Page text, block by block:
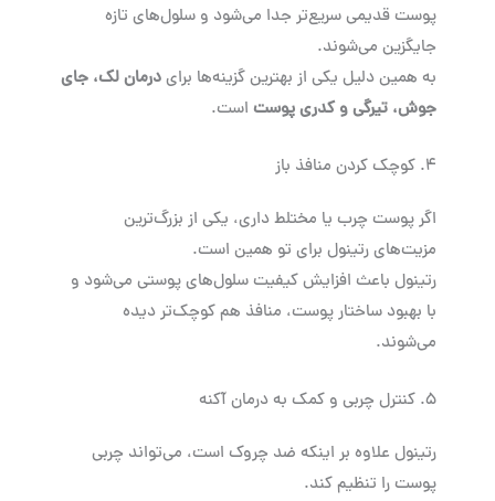
پوست قدیمی سریع‌تر جدا می‌شود و سلول‌های تازه
جایگزین می‌شوند.
به همین دلیل یکی از بهترین گزینه‌ها برایدرمان لک، جای
جوش، تیرگی و کدری پوست است.
۴. کوچک کردن منافذ باز
اگر پوست چرب یا مختلط داری، یکی از بزرگ‌ترین
مزیت‌های رتینول برای تو همین است.
رتینول باعث افزایش کیفیت سلول‌های پوستی می‌شود و
با بهبود ساختار پوست، منافذ هم کوچک‌تر دیده
می‌شوند.
۵. کنترل چربی و کمک به درمان آکنه
رتینول علاوه بر اینکه ضد چروک است، می‌تواند چربی
پوست را تنظیم کند.